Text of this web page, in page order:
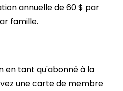
annuelle de 60 $ par
famille.
en tant qu'abonné à la
une carte de membre